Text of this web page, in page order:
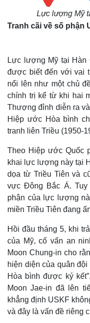
Lực lượng Mỹ
Tranh cãi về số phận
Lực lượng Mỹ tại Hàn
được biết đến với vai
nổi lên như một chủ
chính trị kể từ khi hai
Thượng đỉnh diễn ra
Hiệp ước Hòa bình
tranh liên Triều (1950-
Theo Hiệp ước Quốc
khai lực lượng này tại
dọa từ Triều Tiên và
vực Đông Bắc Á.
phận của lực lượng
miền Triều Tiên đang
Hồi đầu tháng 5, khi
của Mỹ, cố vấn an
Moon Chung-in cho
hiện diện của quân
Hòa bình được ký
Moon Jae-in đã lên
khẳng định USKF
và đây là vấn đề riêng